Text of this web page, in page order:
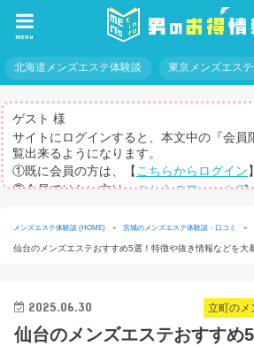
menu
北海道メンズエステ体験談 東京メンズエス
ゲスト 様
サイトにログインすると、本文中の『会員
覧出来るようになります。
①既に会員の方は、【 こちらからログイン
②会員ではない方は、こちらのフォーム
※体験記事が書けない方や、すべての記事
メンズエステ体験談 (HOME) » 宮城のメンズエステ体験談・口コミ »
仙台のメンズエステおすすめ5選！特徴や抜き情報などを大
立町のメ
2025.06.30
仙台のメンズエステおすすめ